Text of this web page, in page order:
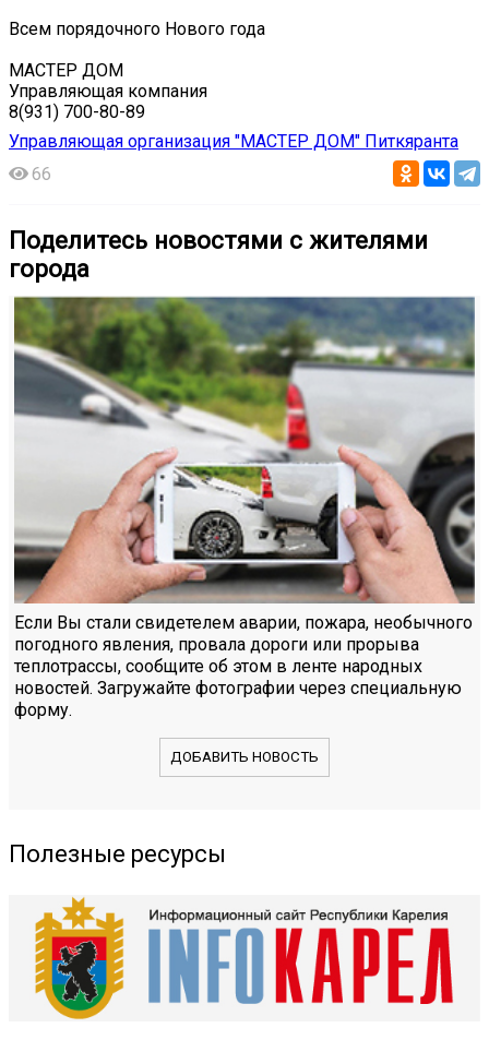
Всем порядочного Нового года
МАСТЕР ДОМ
Управляющая компания
8(931) 700-80-89
Управляющая организация "МАСТЕР ДОМ" Питкяранта
66
Поделитесь новостями с жителями
города
Если Вы стали свидетелем аварии, пожара, необычного
погодного явления, провала дороги или прорыва
теплотрассы, сообщите об этом в ленте народных
новостей. Загружайте фотографии через специальную
форму.
ДОБАВИТЬ НОВОСТЬ
Полезные ресурсы